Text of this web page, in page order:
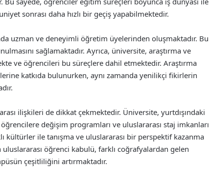
sonrası daha hızlı bir geçiş yapabilmektedir.
uzman ve deneyimli öğretim üyelerinden oluşmaktadır. Bu
sağlamaktadır. Ayrıca, üniversite, araştırma ve
ve öğrencileri bu süreçlere dahil etmektedir. Araştırma
katkıda bulunurken, aynı zamanda yenilikçi fikirlerin
ilişkileri de dikkat çekmektedir. Üniversite, yurtdışındaki
değişim programları ve uluslararası staj imkanları
kültürler ile tanışma ve uluslararası bir perspektif kazanma
uluslararası öğrenci kabulü, farklı coğrafyalardan gelen
çeşitliliğini artırmaktadır.